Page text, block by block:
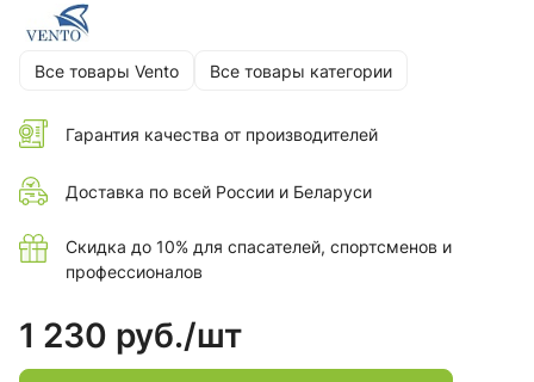
Все товары Vento Все товары категории
Гарантия качества от производителей
Доставка по всей России и Беларуси
Скидка до 10% для спасателей, спортсменов и
профессионалов
1 230 руб./шт